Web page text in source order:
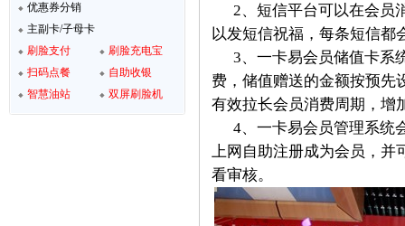
优惠券分销
主副卡/子母卡
刷脸支付
扫码点餐
智慧油站
刷脸充电宝
自助收银
双屏刷脸机
2、短信平台可以在会员
以发短信祝福，每条短信都
3、一卡易会员储值卡系
费，储值赠送的金额按预先
有效拉长会员消费周期，增
4、一卡易会员管理系统
上网自助注册成为会员，并
看审核。